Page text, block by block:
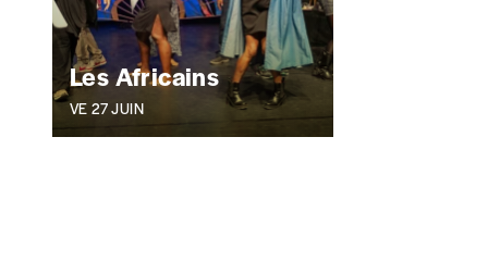
Organisation
Téléphone
Les Africains
VE 27 JUIN